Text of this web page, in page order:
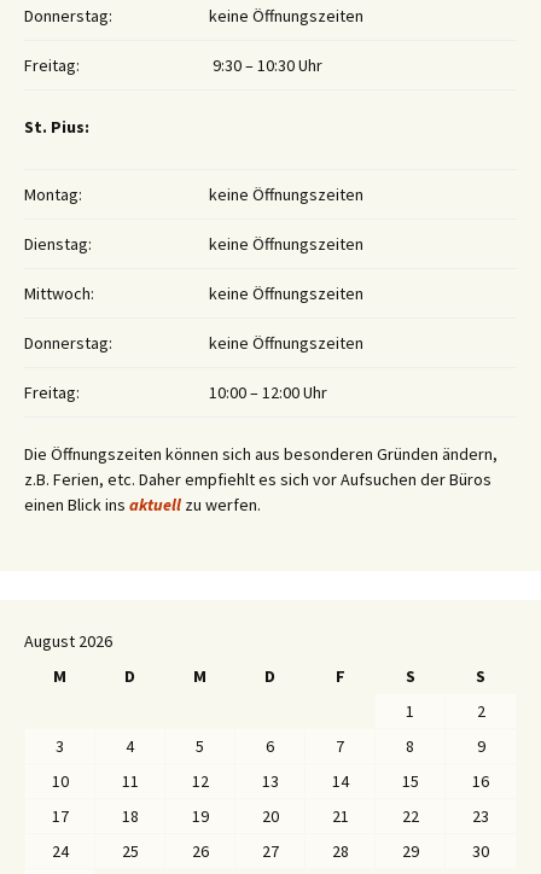
Donnerstag: keine Öffnungszeiten
Freitag: 9:30 – 10:30 Uhr
St. Pius:
Montag: keine Öffnungszeiten
Dienstag: keine Öffnungszeiten
Mittwoch: keine Öffnungszeiten
Donnerstag: keine Öffnungszeiten
Freitag: 10:00 – 12:00 Uhr
Die Öffnungszeiten können sich aus besonderen Gründen ändern,
z.B. Ferien, etc. Daher empfiehlt es sich vor Aufsuchen der Büros
einen Blick ins aktuell zu werfen.
August 2026
M
D M D F S
S
1
2
3
4 5 6 7 8
9
10
11 12 13 14 15
16
17
18 19 20 21 22
23
24
25 26 27 28 29
30